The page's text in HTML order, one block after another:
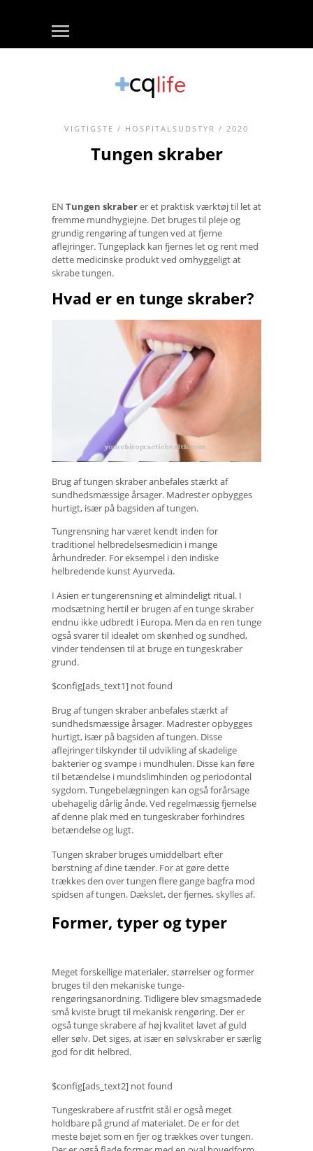
VIGTIGSTE / HOSPITALSUDSTYR / 2020
Tungen skraber
EN Tungen skraberer et praktisk værktøj til let at
fremme mundhygiejne. Det bruges til pleje og
grundig rengøring af tungen ved at fjerne
aflejringer. Tungeplack kan fjernes let og rent med
dette medicinske produkt ved omhyggeligt at
skrabe tungen.
Hvad er en tunge skraber?
Brug af tungen skraber anbefales stærkt af
sundhedsmæssige årsager. Madrester opbygges
hurtigt, især på bagsiden af ​​tungen.
Tungrensning har været kendt inden for
traditionel helbredelsesmedicin i mange
århundreder. For eksempel i den indiske
helbredende kunst Ayurveda.
I Asien er tungerensning et almindeligt ritual. I
modsætning hertil er brugen af ​​en tunge skraber
endnu ikke udbredt i Europa. Men da en ren tunge
også svarer til idealet om skønhed og sundhed,
vinder tendensen til at bruge en tungeskraber
grund.
$config[ads_text1] not found
Brug af tungen skraber anbefales stærkt af
sundhedsmæssige årsager. Madrester opbygges
hurtigt, især på bagsiden af ​​tungen. Disse
aflejringer tilskynder til udvikling af skadelige
bakterier og svampe i mundhulen. Disse kan føre
til betændelse i mundslimhinden og periodontal
sygdom. Tungebelægningen kan også forårsage
ubehagelig dårlig ånde. Ved regelmæssig fjernelse
af denne plak med en tungeskraber forhindres
betændelse og lugt.
Tungen skraber bruges umiddelbart efter
børstning af dine tænder. For at gøre dette
trækkes den over tungen flere gange bagfra mod
spidsen af ​​tungen. Dækslet, der fjernes, skylles af.
Former, typer og typer
Meget forskellige materialer, størrelser og former
bruges til den mekaniske tunge-
rengøringsanordning. Tidligere blev smagsmadede
små kviste brugt til mekanisk rengøring. Der er
også tunge skrabere af høj kvalitet lavet af guld
eller sølv. Det siges, at især en sølvskraber er særlig
god for dit helbred.
$config[ads_text2] not found
Tungeskrabere af rustfrit stål er også meget
holdbare på grund af materialet. De er for det
meste bøjet som en fjer og trækkes over tungen.